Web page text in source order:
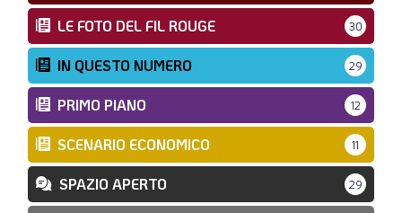
LE FOTO DEL FIL ROUGE 30
IN QUESTO NUMERO 29
PRIMO PIANO 12
SCENARIO ECONOMICO 11
SPAZIO APERTO 29